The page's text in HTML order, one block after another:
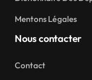
Mentons Légales
Nous contacter
Contact